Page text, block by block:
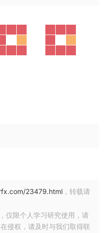
23479.html ，转载请
仅限个人学习研究使用，请
侵权，请及时与我们取得联